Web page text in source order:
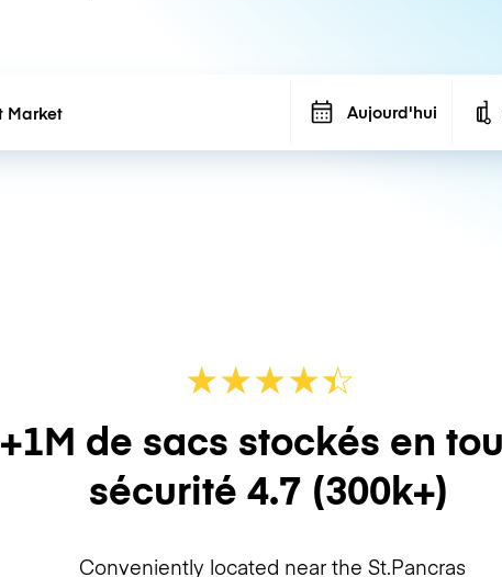
Aujourd'hui
★★★★☆
★
+1M de sacs stockés en
sécurité 4.7 (300k+)
Conveniently located near the St.Pancras